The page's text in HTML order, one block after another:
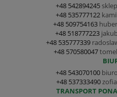
+48 542894245
+48 535777122
+48 509754163
+48 518777223
+48 535777339
+48 570580047
+48 543070100
+48 537333490
TRANSPORT